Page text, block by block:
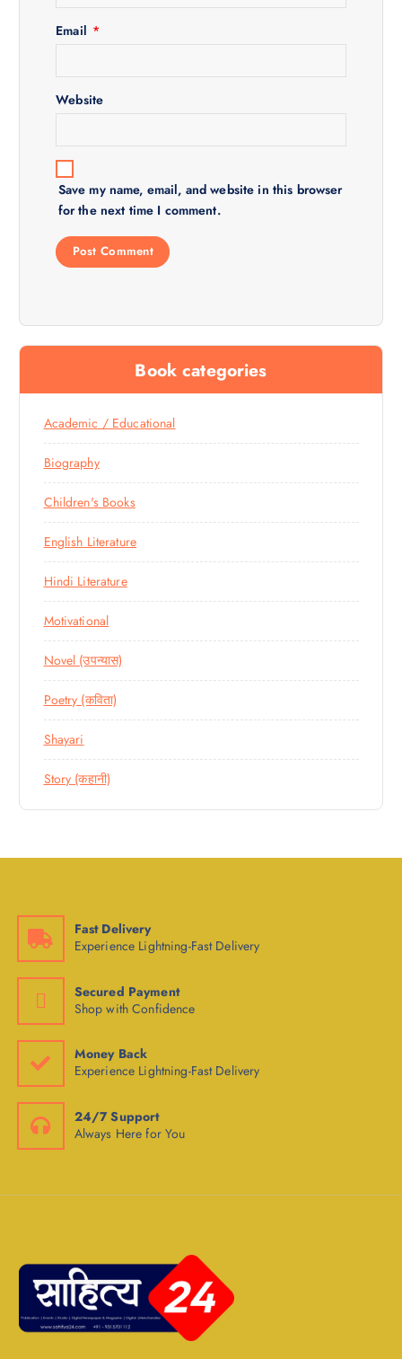
Email *
Website
Save my name, email, and website in this browser
for the next time I comment.
Book categories
Academic / Educational
Biography
Children's Books
English Literature
Hindi Literature
Motivational
Novel (उपन्यास)
Poetry (कविता)
Shayari
Story (कहानी)
Fast Delivery
Experience Lightning-Fast Delivery
Secured Payment
Shop with Confidence
Money Back
Experience Lightning-Fast Delivery
24/7 Support
Always Here for You